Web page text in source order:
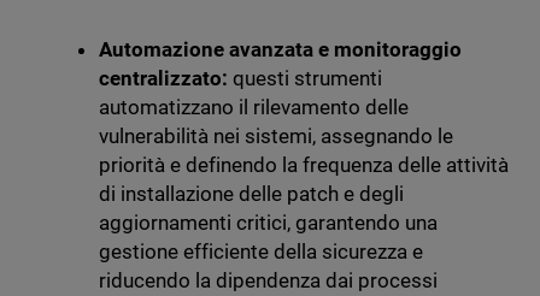
Automazione avanzata e monitoraggio
centralizzato: questi strumenti
automatizzano il rilevamento delle
vulnerabilità nei sistemi, assegnando le
priorità e definendo la frequenza delle attività
di installazione delle patch e degli
aggiornamenti critici, garantendo una
gestione efficiente della sicurezza e
riducendo la dipendenza dai processi